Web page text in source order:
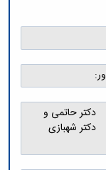
دکتر حاتمی و
دکتر شهبازی